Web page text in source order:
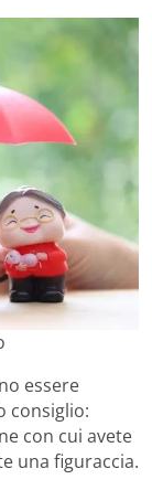
essere
consiglio:
con cui avete
una figuraccia.